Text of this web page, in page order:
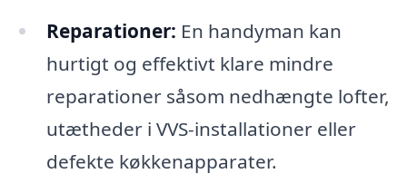
Reparationer: En handyman kan
hurtigt og effektivt klare mindre
reparationer såsom nedhængte lofter,
utætheder i VVS-installationer eller
defekte køkkenapparater.